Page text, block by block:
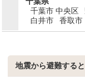
千葉市 中央区
白井市
香取市
地震から避難する